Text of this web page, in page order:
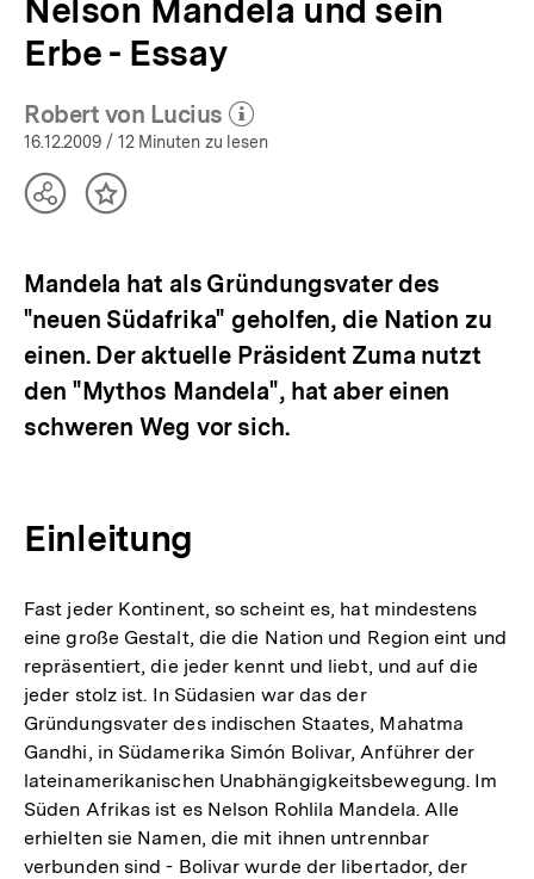
Nelson Mandela und sein
Erbe - Essay
Robert von Lucius
(Mehr zum Autor)
öffnen
16.12.2009 / 12 Minuten zu lesen
TeilenInhalt
Mandela hat als Gründungsvater des
"neuen Südafrika" geholfen, die Nation zu
einen. Der aktuelle Präsident Zuma nutzt
den "Mythos Mandela", hat aber einen
schweren Weg vor sich.
Einleitung
Fast jeder Kontinent, so scheint es, hat mindestens
eine große Gestalt, die die Nation und Region eint und
repräsentiert, die jeder kennt und liebt, und auf die
jeder stolz ist. In Südasien war das der
Gründungsvater des indischen Staates, Mahatma
Gandhi, in Südamerika Simón Bolivar, Anführer der
lateinamerikanischen Unabhängigkeitsbewegung. Im
Süden Afrikas ist es Nelson Rohlila Mandela. Alle
erhielten sie Namen, die mit ihnen untrennbar
verbunden sind - Bolivar wurde der libertador, der